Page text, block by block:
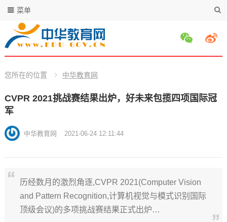
菜单
您所在的位置 中华教育网
CVPR 2021挑战赛结果出炉，好未来包揽四项国际冠
军
中华教育网 2021-06-24 12:11:44
历经数月的激烈角逐,CVPR 2021(Computer Vision
and Pattern Recognition,计算机视觉与模式识别国际
顶级会议)的多项挑战赛结果正式出炉…